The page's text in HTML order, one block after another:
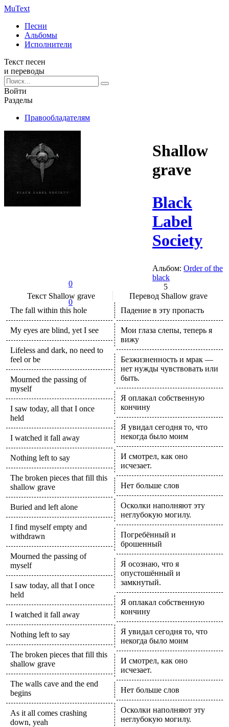
MuText
Песни
Альбомы
Исполнители
Текст песен
и переводы
Войти
Разделы
Правообладателям
0
0
Shallow
grave
Black
Label
Society
Альбом: Order of the
black
5
ТекстShallow grave ПереводShallow grave
The fall within this hole
My eyes are blind, yet I see
Lifeless and dark, no need to
feel or be
Mourned the passing of
myself
I saw today, all that I once
held
I watched it fall away
Nothing left to say
The broken pieces that fill this
shallow grave
Buried and left alone
I find myself empty and
withdrawn
Mourned the passing of
myself
I saw today, all that I once
held
I watched it fall away
Nothing left to say
The broken pieces that fill this
shallow grave
The walls cave and the end
begins
As it all comes crashing
down, yeah
Падение в эту пропасть
Мои глаза слепы, теперь я
вижу
Безжизненность и мрак —
нет нужды чувствовать или
быть.
Я оплакал собственную
кончину
Я увидал сегодня то, что
некогда было моим
И смотрел, как оно
исчезает.
Нет больше слов
Осколки наполняют эту
неглубокую могилу.
Погребённый и
брошенный
Я осознаю, что я
опустошённый и
замкнутый.
Я оплакал собственную
кончину
Я увидал сегодня то, что
некогда было моим
И смотрел, как оно
исчезает.
Нет больше слов
Осколки наполняют эту
неглубокую могилу.